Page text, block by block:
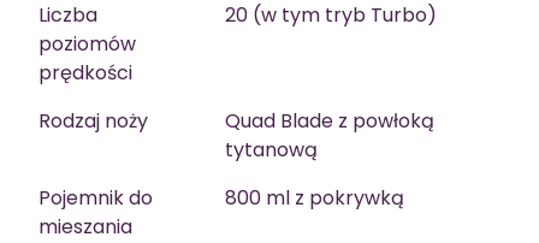
Liczba
poziomów
prędkości
20 (w tym tryb Turbo)
Rodzaj noży
Quad Blade z powłoką
tytanową
Pojemnik do
mieszania
800 ml z pokrywką